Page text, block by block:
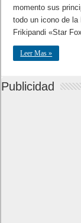
momento sus
todo un icono de
Frikipandi «Star
Leer Mas »
Publicidad